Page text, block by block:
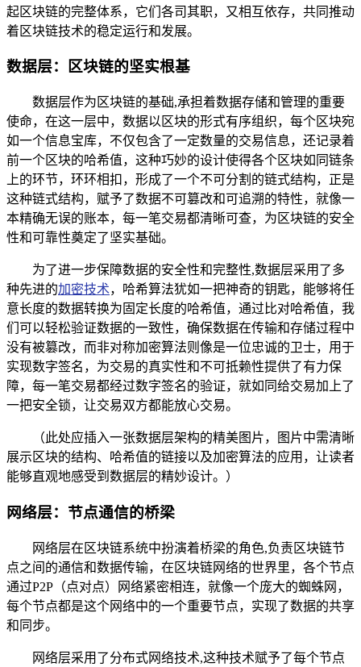
起区块链的完整体系，它们各司其职，又相互依存，共同推动
着区块链技术的稳定运行和发展。
数据层：区块链的坚实根基
数据层作为区块链的基础,承担着数据存储和管理的重要
使命，在这一层中，数据以区块的形式有序组织，每个区块宛
如一个信息宝库，不仅包含了一定数量的交易信息，还记录着
前一个区块的哈希值，这种巧妙的设计使得各个区块如同链条
上的环节，环环相扣，形成了一个不可分割的链式结构，正是
这种链式结构，赋予了数据不可篡改和可追溯的特性，就像一
本精确无误的账本，每一笔交易都清晰可查，为区块链的安全
性和可靠性奠定了坚实基础。
为了进一步保障数据的安全性和完整性,数据层采用了多
种先进的加密技术，哈希算法犹如一把神奇的钥匙，能够将任
意长度的数据转换为固定长度的哈希值，通过比对哈希值，我
们可以轻松验证数据的一致性，确保数据在传输和存储过程中
没有被篡改，而非对称加密算法则像是一位忠诚的卫士，用于
实现数字签名，为交易的真实性和不可抵赖性提供了有力保
障，每一笔交易都经过数字签名的验证，就如同给交易加上了
一把安全锁，让交易双方都能放心交易。
（此处应插入一张数据层架构的精美图片，图片中需清晰
展示区块的结构、哈希值的链接以及加密算法的应用，让读者
能够直观地感受到数据层的精妙设计。）
网络层：节点通信的桥梁
网络层在区块链系统中扮演着桥梁的角色,负责区块链节
点之间的通信和数据传输，在区块链网络的世界里，各个节点
通过P2P（点对点）网络紧密相连，就像一个庞大的蜘蛛网，
每个节点都是这个网络中的一个重要节点，实现了数据的共享
和同步。
网络层采用了分布式网络技术,这种技术赋予了每个节点